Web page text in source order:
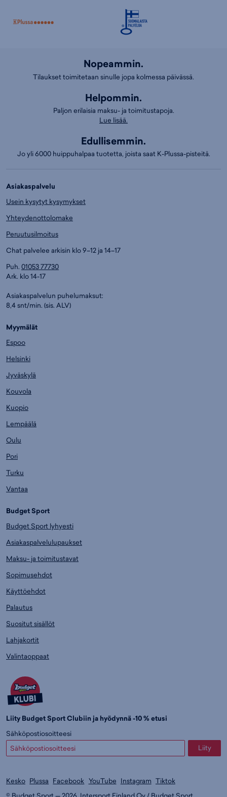
Nopeammin.
Tilaukset toimitetaan sinulle jopa kolmessa päivässä.
Helpommin.
Paljon erilaisia maksu- ja toimitustapoja.
Lue lisää.
Edullisemmin.
Jo yli 6000 huippuhalpaa tuotetta, joista saat K-Plussa-pisteitä.
Asiakaspalvelu
Usein kysytyt kysymykset
Yhteydenottolomake
Peruutusilmoitus
Chat palvelee arkisin klo 9–12 ja 14–17
Puh. 01053 77730
Ark. klo 14-17
Asiakaspalvelun puhelumaksut:
8,4 snt/min. (sis. ALV)
Myymälät
Espoo
Helsinki
Jyväskylä
Kouvola
Kuopio
Lempäälä
Oulu
Pori
Turku
Vantaa
Budget Sport
Budget Sport lyhyesti
Asiakaspalvelulupaukset
Maksu- ja toimitustavat
Sopimusehdot
Käyttöehdot
Palautus
Suositut sisällöt
Lahjakortit
Valintaoppaat
Liity Budget Sport Clubiin ja hyödynnä -10 % etusi
Sähköpostiosoitteesi
Liity
Kesko Plussa Facebook YouTube Instagram Tiktok